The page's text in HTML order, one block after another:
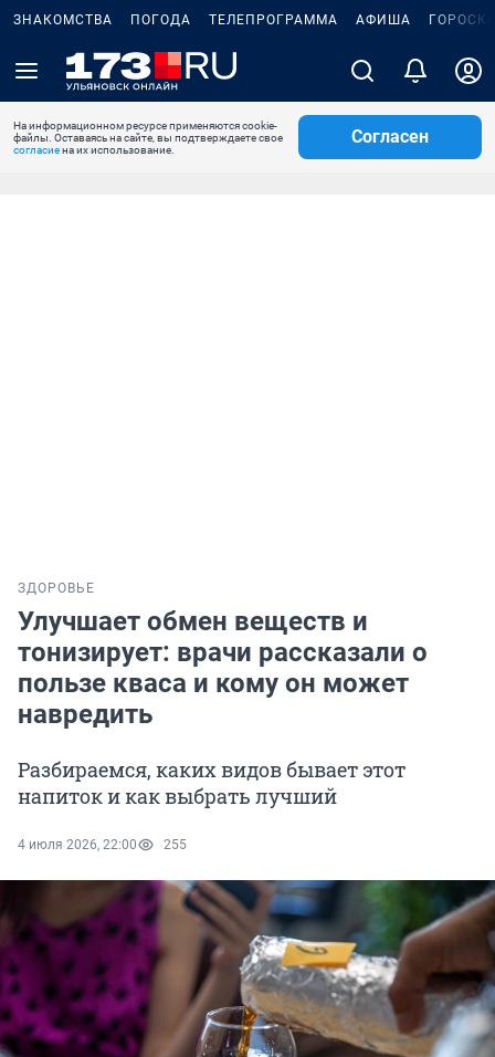
ЗНАКОМСТВА ПОГОДА ТЕЛЕПРОГРАММА АФИША
На информационном ресурсе применяются cookie-
файлы. Оставаясь на сайте, вы подтверждаете свое
согласиена их использование.
Согласен
ЗДОРОВЬЕ
Улучшает обмен веществ и
тонизирует: врачи рассказали о
пользе кваса и кому он может
навредить
Разбираемся, каких видов бывает этот
напиток и как выбрать лучший
4 июля 2026, 22:00 255